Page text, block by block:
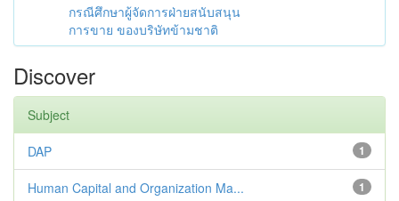
กรณีศึกษาผู้จัดการฝ่ายสนับสนุน
การขาย ของบริษัทข้ามชาติ
Discover
Subject
1
DAP
1
Human Capital and Organization Ma...